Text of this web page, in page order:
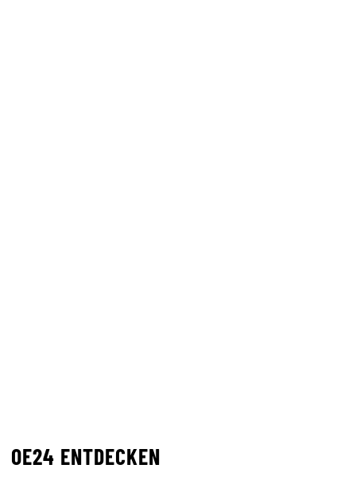
OE24 ENTDECKEN